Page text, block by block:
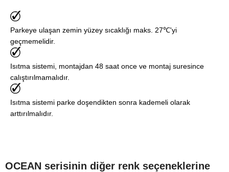
Parkeye ulaşan zemin yüzey sıcaklığı maks. 27℃'yi
geçmemelidir.
Isıtma sistemi, montajdan 48 saat once ve montaj suresince
calıştırılmamalıdır.
Isıtma sistemi parke doşendikten sonra kademeli olarak
arttırılmalıdır.
OCEAN serisinin diğer renk seçeneklerine